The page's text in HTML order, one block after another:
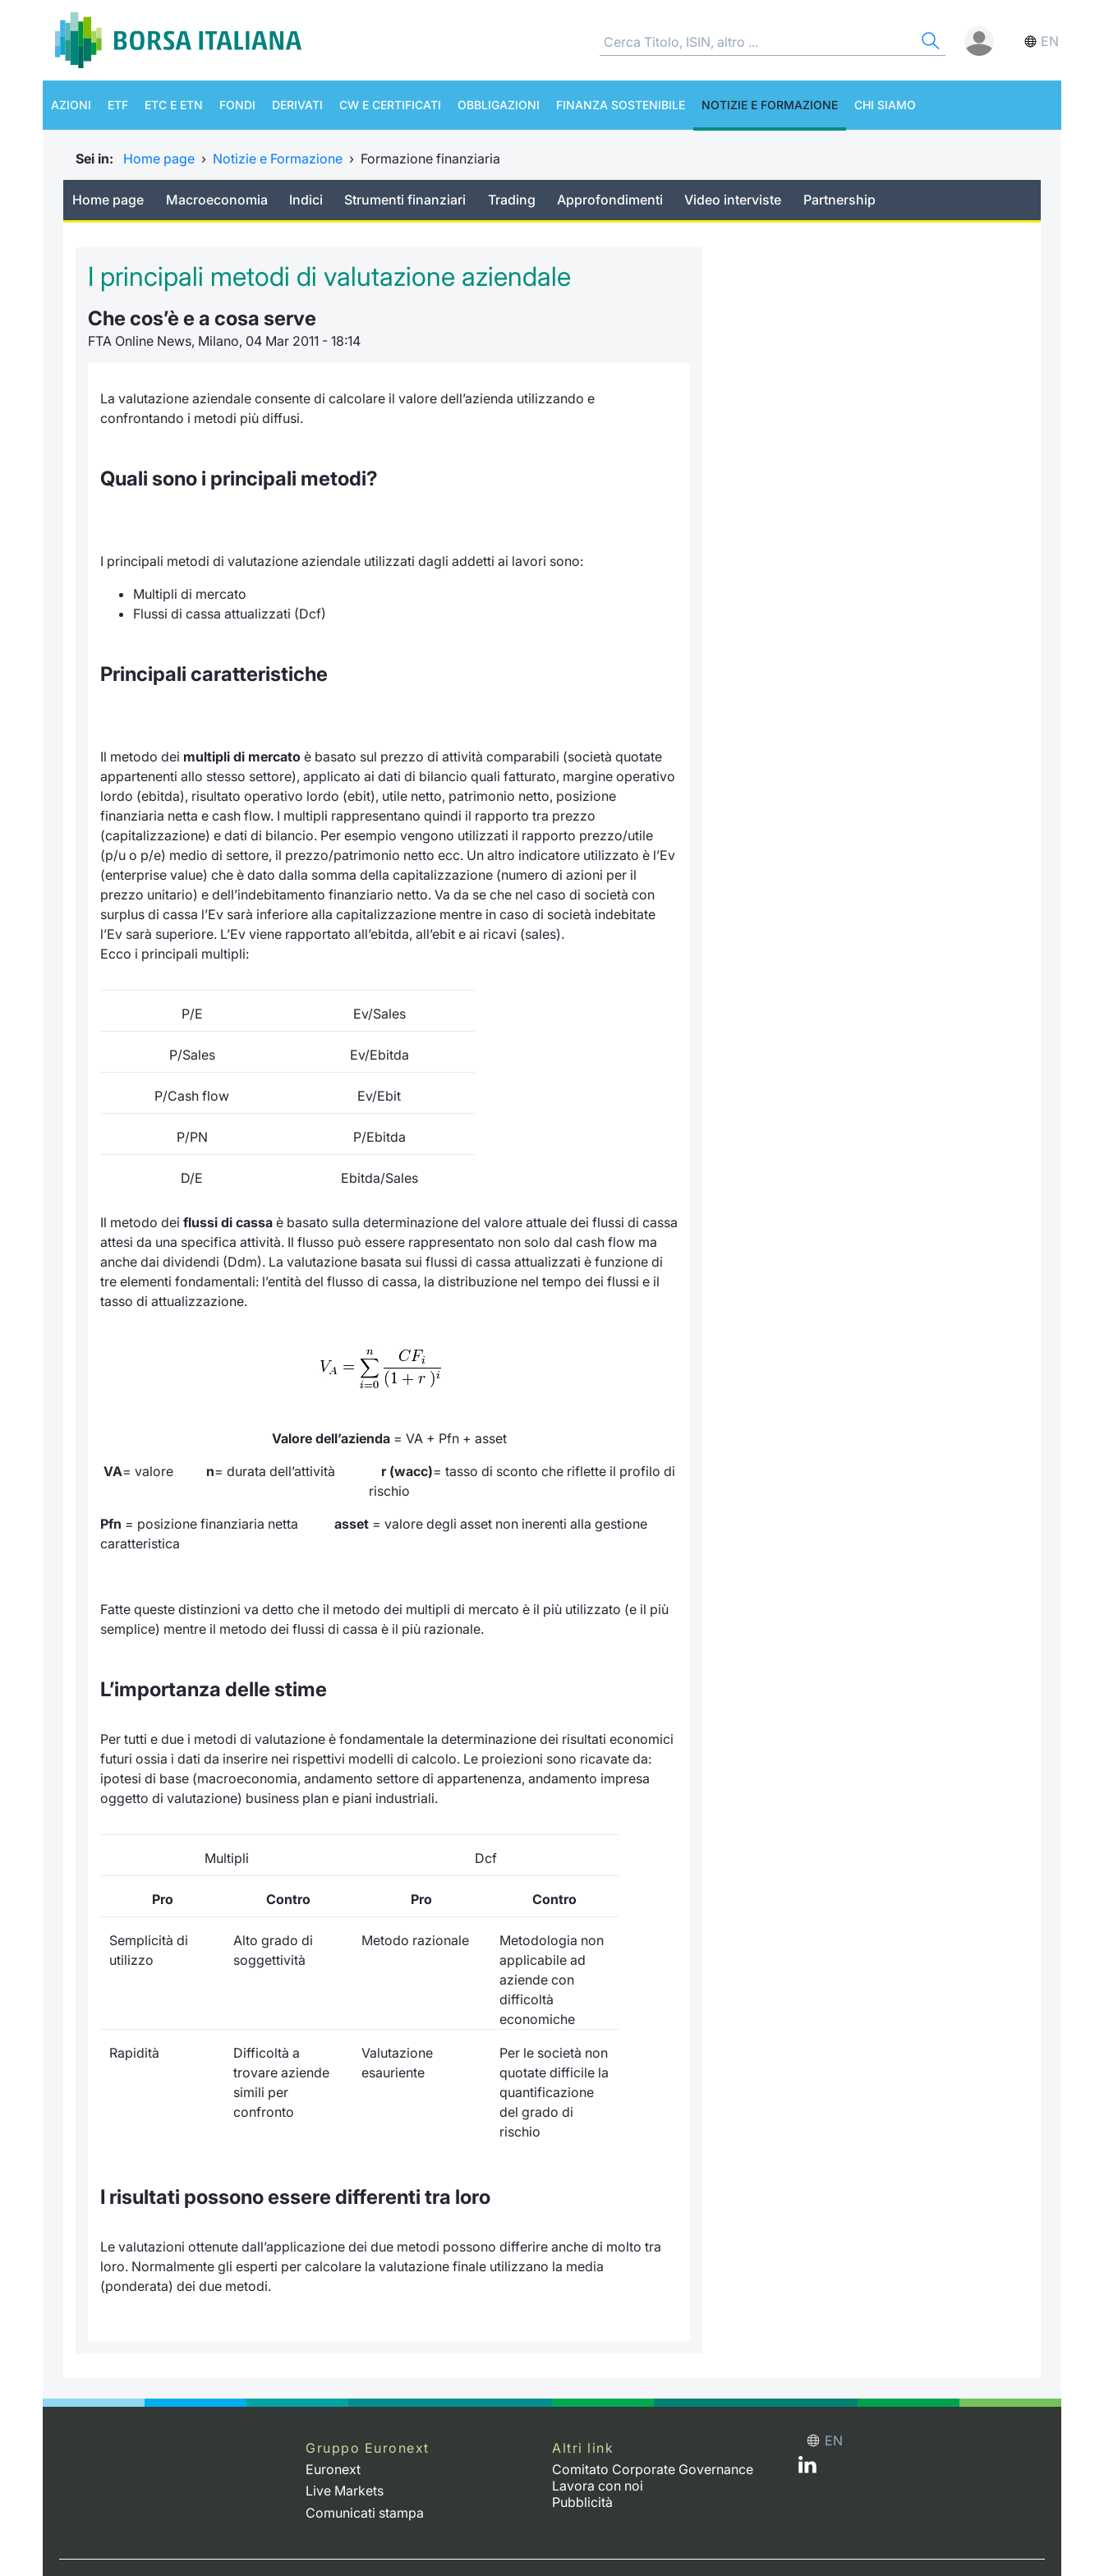
EN
AZIONI ETF ETC E ETN FONDI DERIVATI CW E CERTIFICATI OBBLIGAZIONI FINANZA SOSTENIBILE NOTIZIE E FORMAZIONE CHI SIAMO
Sei in: Home page › Notizie e Formazione › Formazione finanziaria
Home page Macroeconomia Indici Strumenti finanziari Trading Approfondimenti Video interviste Partnership
I principali metodi di valutazione aziendale
Che cos’è e a cosa serve
FTA Online News, Milano, 04 Mar 2011 - 18:14
La valutazione aziendale consente di calcolare il valore dell’azienda utilizzando e
confrontando i metodi più diffusi.
Quali sono i principali metodi?
I principali metodi di valutazione aziendale utilizzati dagli addetti ai lavori sono:
Multipli di mercato
Flussi di cassa attualizzati (Dcf)
Principali caratteristiche
Il metodo dei multipli di mercato è basato sul prezzo di attività comparabili (società quotate
appartenenti allo stesso settore), applicato ai dati di bilancio quali fatturato, margine operativo
lordo (ebitda), risultato operativo lordo (ebit), utile netto, patrimonio netto, posizione
finanziaria netta e cash flow. I multipli rappresentano quindi il rapporto tra prezzo
(capitalizzazione) e dati di bilancio. Per esempio vengono utilizzati il rapporto prezzo/utile
(p/u o p/e) medio di settore, il prezzo/patrimonio netto ecc. Un altro indicatore utilizzato è l’Ev
(enterprise value) che è dato dalla somma della capitalizzazione (numero di azioni per il
prezzo unitario) e dell’indebitamento finanziario netto. Va da se che nel caso di società con
surplus di cassa l’Ev sarà inferiore alla capitalizzazione mentre in caso di società indebitate
l’Ev sarà superiore. L’Ev viene rapportato all’ebitda, all’ebit e ai ricavi (sales).
Ecco i principali multipli:
P/E Ev/Sales
P/Sales Ev/Ebitda
P/Cash flow Ev/Ebit
P/PN P/Ebitda
D/E Ebitda/Sales
Il metodo dei flussi di cassa è basato sulla determinazione del valore attuale dei flussi di cassa
attesi da una specifica attività. Il flusso può essere rappresentato non solo dal cash flow ma
anche dai dividendi (Ddm). La valutazione basata sui flussi di cassa attualizzati è funzione di
tre elementi fondamentali: l’entità del flusso di cassa, la distribuzione nel tempo dei flussi e il
tasso di attualizzazione.
Valore dell’azienda= VA + Pfn + asset
VA= valore n= durata dell’attività r (wacc)= tasso di sconto che riflette il profilo di
rischio
Pfn = posizione finanziaria netta asset = valore degli asset non inerenti alla gestione
caratteristica
Fatte queste distinzioni va detto che il metodo dei multipli di mercato è il più utilizzato (e il più
semplice) mentre il metodo dei flussi di cassa è il più razionale.
L’importanza delle stime
Per tutti e due i metodi di valutazione è fondamentale la determinazione dei risultati economici
futuri ossia i dati da inserire nei rispettivi modelli di calcolo. Le proiezioni sono ricavate da:
ipotesi di base (macroeconomia, andamento settore di appartenenza, andamento impresa
oggetto di valutazione) business plan e piani industriali.
Multipli Dcf
Pro Contro Pro Contro
Semplicità di
utilizzo
Alto grado di
soggettività
Metodo razionale
Metodologia non
applicabile ad
aziende con
difficoltà
economiche
Rapidità
Difficoltà a
trovare aziende
simili per
confronto
Valutazione
esauriente
Per le società non
quotate difficile la
quantificazione
del grado di
rischio
I risultati possono essere differenti tra loro
Le valutazioni ottenute dall’applicazione dei due metodi possono differire anche di molto tra
loro. Normalmente gli esperti per calcolare la valutazione finale utilizzano la media
(ponderata) dei due metodi.
Gruppo Euronext
Euronext
Live Markets
Comunicati stampa
Altri link
Comitato Corporate Governance
Lavora con noi
Pubblicità
EN